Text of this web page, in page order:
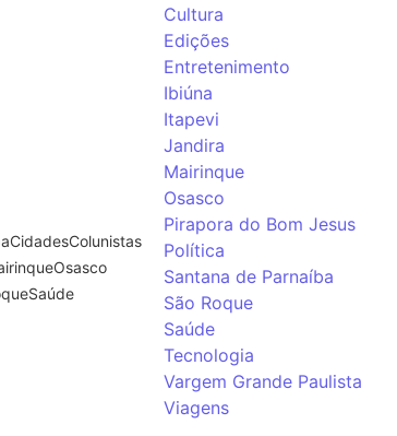
CidadesColunistas
Osasco
Saúde
Cultura
Edições
Entretenimento
Ibiúna
Itapevi
Jandira
Mairinque
Osasco
Pirapora do Bom Jesus
Política
Santana de Parnaíba
São Roque
Saúde
Tecnologia
Vargem Grande Paulista
Viagens